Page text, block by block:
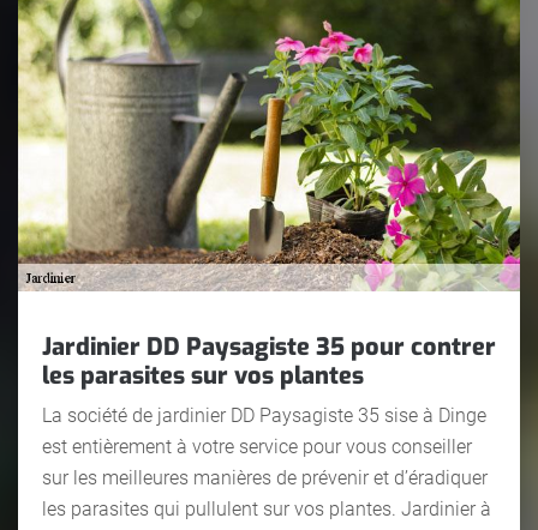
Jardinier DD Paysagiste 35 pour contrer
les parasites sur vos plantes
La société de jardinier DD Paysagiste 35 sise à Dinge
est entièrement à votre service pour vous conseiller
sur les meilleures manières de prévenir et d’éradiquer
les parasites qui pullulent sur vos plantes. Jardinier à